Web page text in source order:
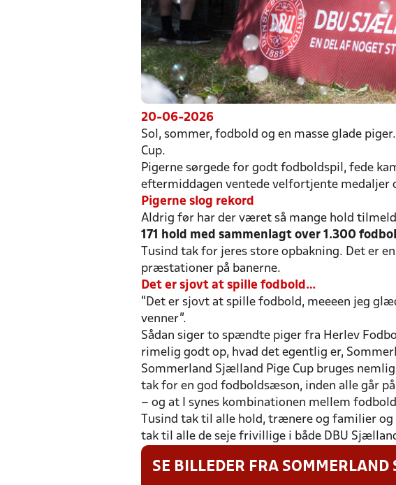
20-06-2026
Sol, sommer, fodbold og en masse glade
Cup.
Pigerne sørgede for godt fodboldspil, fede
eftermiddagen ventede velfortjente medaljer
Pigerne slog rekord
Aldrig før har der været så mange hold
171 hold med sammenlagt over 1.300
Tusind tak for jeres store opbakning. Det er
præstationer på banerne.
Det er sjovt at spille fodbold…
”Det er sjovt at spille fodbold, meeeen jeg
venner”.
Sådan siger to spændte piger fra Herlev
rimelig godt op, hvad det egentlig er,
Sommerland Sjælland Pige Cup bruges
tak for en god fodboldsæson, inden alle går
– og at I synes kombinationen mellem
Tusind tak til alle hold, trænere og familier
tak til alle de seje frivillige i både DBU
SE BILLEDER FRA